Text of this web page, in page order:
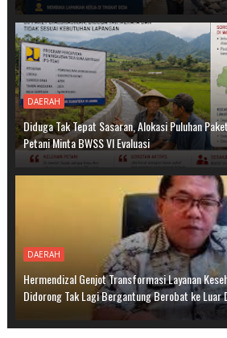
DAERAH
Diduga Tak Tepat Sasaran, Alokasi Puluhan
Petani Minta BWSS VI Evaluasi
DAERAH
Hermendizal Genjot Transformasi Layanan
Didorong Tak Lagi Bergantung Berobat ke Luar